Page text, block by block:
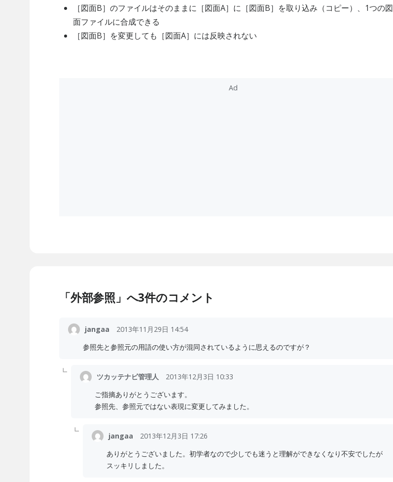
［図面B］のファイルはそのままに［図面A］に［図面B］を取り込み（コピー）、1つの図
面ファイルに合成できる
［図面B］を変更しても［図面A］には反映されない
「外部参照」へ3件のコメント
jangaa
2013年11月29日 14:54
参照先と参照元の用語の使い方が混同されているように思えるのですが？
ツカッテナビ管理人
2013年12月3日 10:33
ご指摘ありがとうございます。
参照先、参照元ではない表現に変更してみました。
jangaa
2013年12月3日 17:26
ありがとうございました。初学者なので少しでも迷うと理解ができなくなり不安でしたが
スッキリしました。